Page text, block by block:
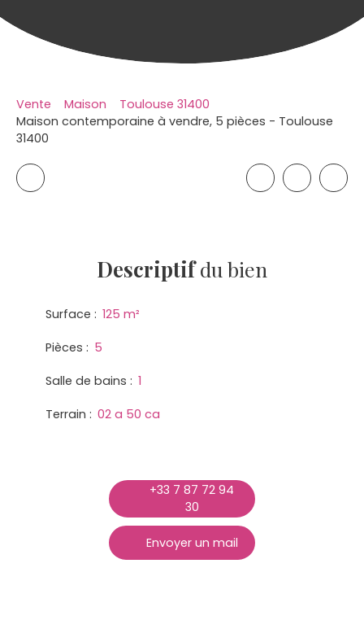
Vente Maison
Toulouse 31400
Maison contemporaine à vendre, 5 pièces - Toulouse
31400
Descriptifdu bien
Surface : 125 m²
Pièces : 5
Salle de bains : 1
Terrain : 02 a 50 ca
+33 7 87 72 94
30
Envoyer un mail